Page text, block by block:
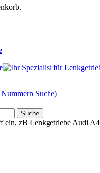
Suche)
Suche
ein, zB Lenkgetriebe Audi A4